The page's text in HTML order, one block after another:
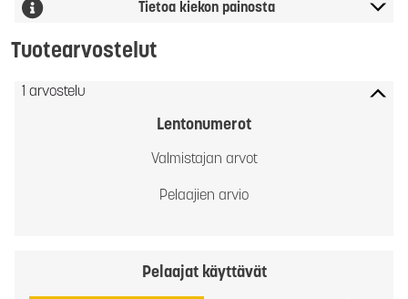
Tietoa kiekon painosta
Tuotearvostelut
1 arvostelu
Lentonumerot
Valmistajan arvot
Pelaajien arvio
Pelaajat käyttävät